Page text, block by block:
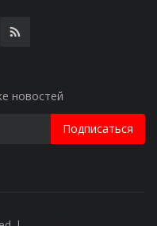
новостей
Подписаться